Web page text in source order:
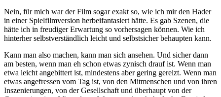
Nein, für mich war der Film sogar exakt so, wie ich mir den Hader
in einer Spielfilmversion herbeifantasiert hätte. Es gab Szenen, die
hätte ich in freudiger Erwartung so vorhersagen können. Wie ich
hinterher selbstverständlich leicht und selbstsicher behaupten kann.
Kann man also machen, kann man sich ansehen. Und sicher dann
am besten, wenn man eh schon etwas zynisch drauf ist. Wenn man
etwa leicht angebittert ist, mindestens aber gering gereizt. Wenn man
etwas angefressen vom Tag ist, von den Mitmenschen und von ihren
Inszenierungen, von der Gesellschaft und überhaupt von der